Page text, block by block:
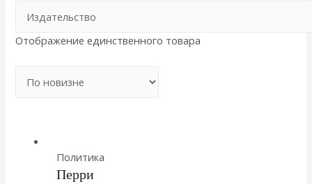
Отображение единственного товара
Политика
Перри